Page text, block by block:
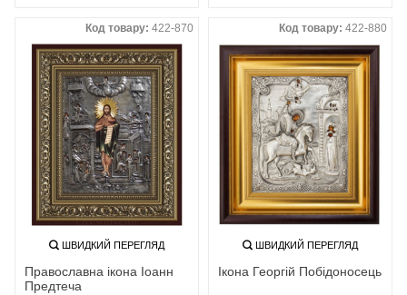
Код товару: 422-870
ШВИДКИЙ ПЕРЕГЛЯД
Православна ікона Іоанн
Предтеча
Код товару: 422-880
ШВИДКИЙ ПЕРЕГЛЯД
Ікона Георгій Побідоносець